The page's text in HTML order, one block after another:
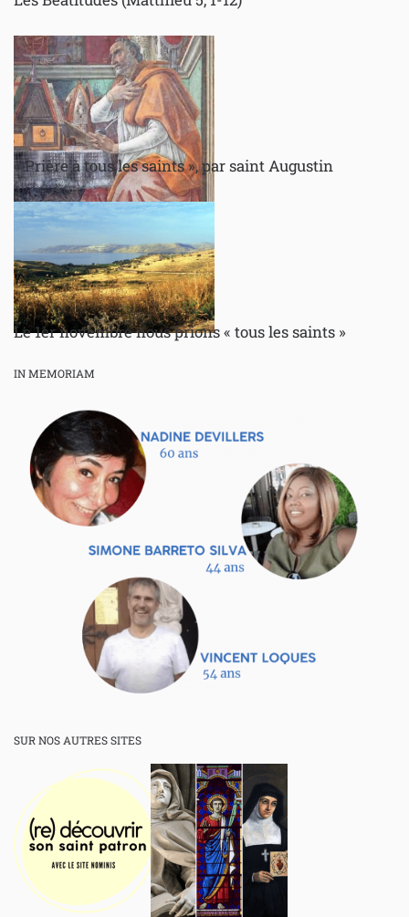
« Prière à tous les saints », par saint Augustin
Le 1er novembre nous prions « tous les saints »
IN MEMORIAM
SUR NOS AUTRES SITES